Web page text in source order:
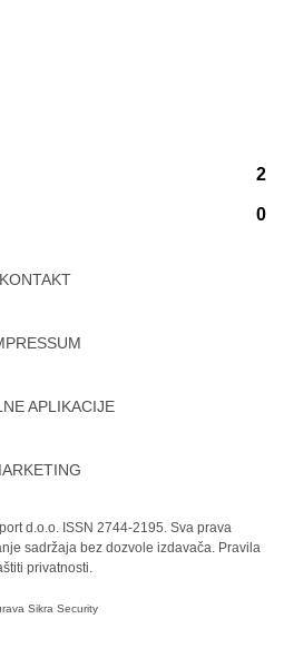
2
0
KONTAKT
APLIKACIJE
d.o.o. ISSN 2744-2195. Sva prava
sadržaja bez dozvole izdavača. Pravila
privatnosti.
Sikra Security